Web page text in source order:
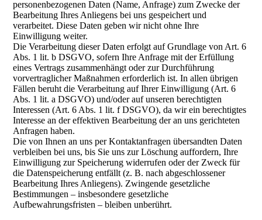
personenbezogenen Daten (Name, Anfrage) zum Zwecke der
Bearbeitung Ihres Anliegens bei uns gespeichert und
verarbeitet. Diese Daten geben wir nicht ohne Ihre
Einwilligung weiter.
Die Verarbeitung dieser Daten erfolgt auf Grundlage von Art. 6
Abs. 1 lit. b DSGVO, sofern Ihre Anfrage mit der Erfüllung
eines Vertrags zusammenhängt oder zur Durchführung
vorvertraglicher Maßnahmen erforderlich ist. In allen übrigen
Fällen beruht die Verarbeitung auf Ihrer Einwilligung (Art. 6
Abs. 1 lit. a DSGVO) und/oder auf unseren berechtigten
Interessen (Art. 6 Abs. 1 lit. f DSGVO), da wir ein berechtigtes
Interesse an der effektiven Bearbeitung der an uns gerichteten
Anfragen haben.
Die von Ihnen an uns per Kontaktanfragen übersandten Daten
verbleiben bei uns, bis Sie uns zur Löschung auffordern, Ihre
Einwilligung zur Speicherung widerrufen oder der Zweck für
die Datenspeicherung entfällt (z. B. nach abgeschlossener
Bearbeitung Ihres Anliegens). Zwingende gesetzliche
Bestimmungen – insbesondere gesetzliche
Aufbewahrungsfristen – bleiben unberührt.